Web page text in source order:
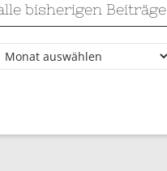
bisherigen Beiträge